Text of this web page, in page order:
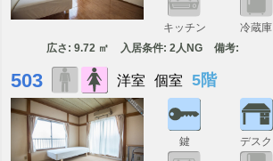
キッチン 冷蔵庫
広さ: 9.72 ㎡ 入居条件: 2人NG 備考:
503 洋室 個室 5階
鍵 デスク